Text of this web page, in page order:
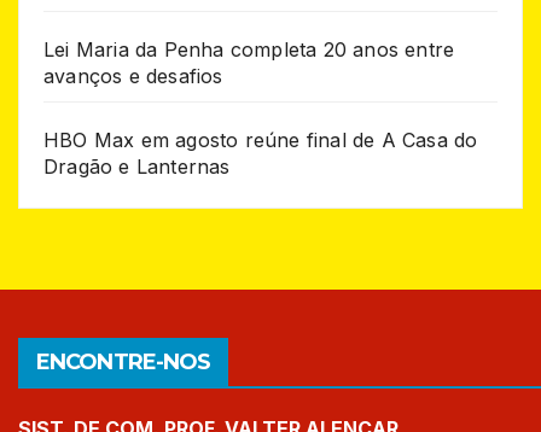
Lei Maria da Penha completa 20 anos entre
avanços e desafios
HBO Max em agosto reúne final de A Casa do
Dragão e Lanternas
ENCONTRE-NOS